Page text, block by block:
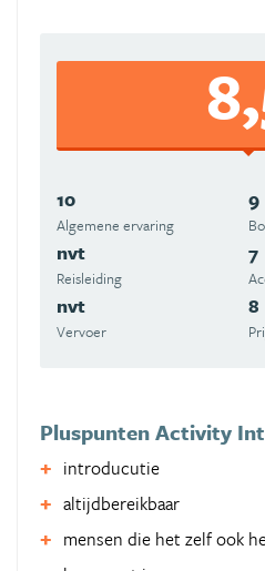
10
Algemene ervaring
9
nvt
Reisleiding
7
nvt
Vervoer
8
Pluspunten Activity
introducutie
altijdbereikbaar
mensen die het zelf ook